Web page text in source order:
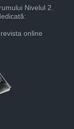
Nivelul 2.
online